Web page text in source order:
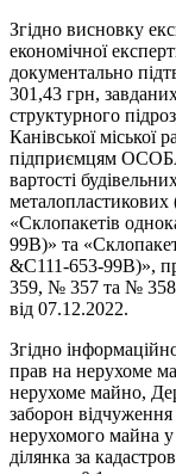
Згідно висновку
економічної
документально
301,43 грн, завданих
структурного
Канівської міської
підприємцям
вартості
«Склопакетів
99В)» та
&С111-653-99В)»,
359, № 357 та № 358
від 07.12.2022.
Згідно
прав на нерухоме
нерухоме майно,
заборон
нерухомого майна
ділянка за